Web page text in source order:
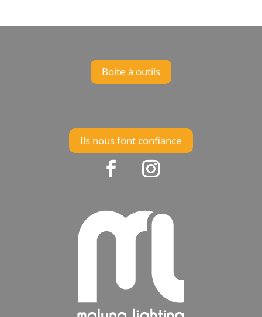
Boite à outils
Ils nous font confiance